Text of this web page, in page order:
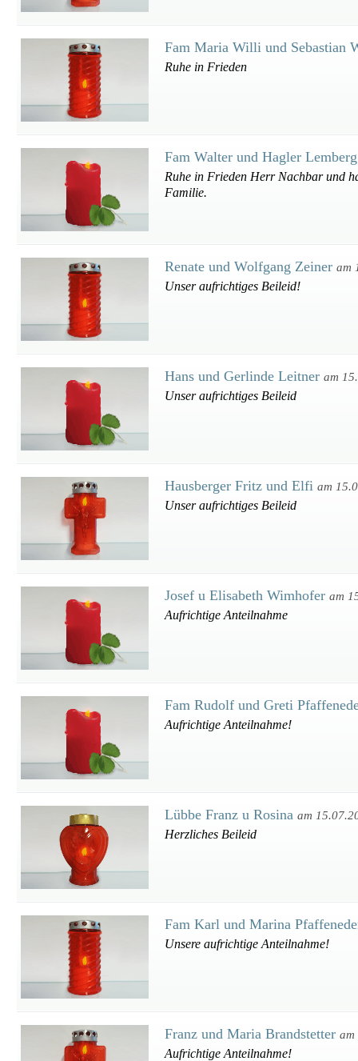
Fam Maria Willi und Sebastian
Ruhe in Frieden
Fam Walter und Hagler
Ruhe in Frieden Herr Nachbar und
Familie.
Renate und Wolfgang Zeiner am
Unser aufrichtiges Beileid!
Hans und Gerlinde Leitner am
Unser aufrichtiges Beileid
Hausberger Fritz und Elfi am
Unser aufrichtiges Beileid
Josef u Elisabeth Wimhofer am
Aufrichtige Anteilnahme
Fam Rudolf und Greti
Aufrichtige Anteilnahme!
Lübbe Franz u Rosina am
Herzliches Beileid
Fam Karl und Marina
Unsere aufrichtige Anteilnahme!
Franz und Maria Brandstetter am
Aufrichtige Anteilnahme!